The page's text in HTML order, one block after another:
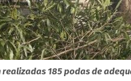
realizadas 185 podas de